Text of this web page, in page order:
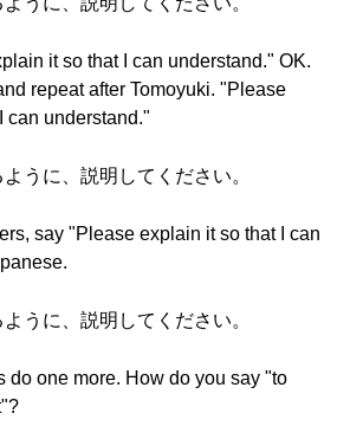
it so that I can understand." OK.
repeat after Tomoyuki. "Please
can understand."
うに、説明してください。
say "Please explain it so that I can
うに、説明してください。
do one more. How do you say "to